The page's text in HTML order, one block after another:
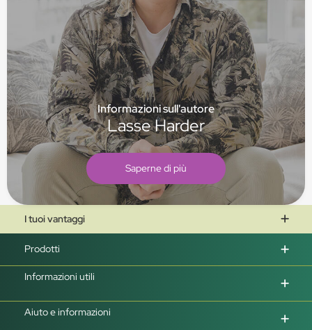
Informazioni sull'autore
Lasse Harder
Saperne di più
I tuoi vantaggi
Prodotti
Informazioni utili
Aiuto e informazioni